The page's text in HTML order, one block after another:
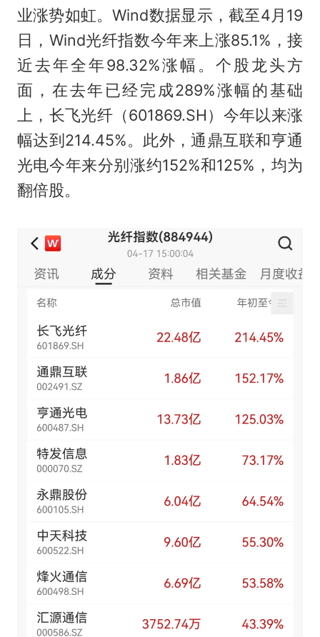
业涨势如虹。Wind数据显示，截至4月19
日，Wind光纤指数今年来上涨85.1%，接
近去年全年98.32%涨幅。个股龙头方
面，在去年已经完成289%涨幅的基础
上，长飞光纤（601869.SH）今年以来涨
幅达到214.45%。此外，通鼎互联和亨通
光电今年来分别涨约152%和125%，均为
翻倍股。